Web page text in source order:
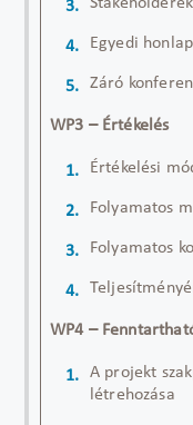
Egyedi
Záró
WP3 – Értékelés
Értékelési
Folyamatos
Folyamatos
WP4 –
A projekt
létrehozása